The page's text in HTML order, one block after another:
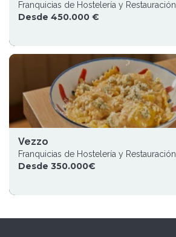
Franquicias de Hostelería y Restauración
Desde 450.000 €
Vezzo
Franquicias de Hostelería y Restauración
Desde 350.000€